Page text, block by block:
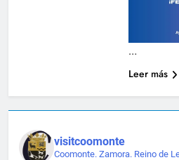
…
Leer más
visitcoomonte
Coomonte. Zamora. Reino de